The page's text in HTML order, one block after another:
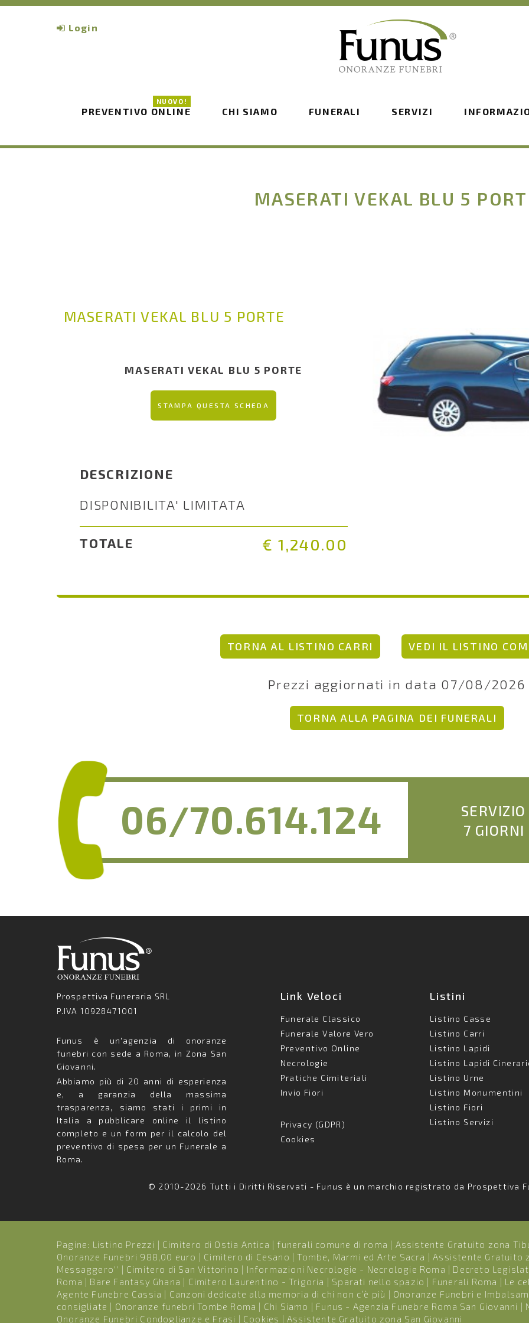
Login
PREVENTIVO ONLINE
NUOVO!
CHI SIAMO FUNERALI SERVIZI
MASERATI VEKAL BLU 5
MASERATI VEKAL BLU 5 PORTE
MASERATI VEKAL BLU 5 PORTE
STAMPA QUESTA SCHEDA
DESCRIZIONE
DISPONIBILITA' LIMITATA
TOTALE € 1,240.00
TORNA AL LISTINO CARRI VEDI IL LISTINO
Prezzi aggiornati in data 07/08/2026
TORNA ALLA PAGINA DEI FUNERALI
06/70.614.124
7
Prospettiva Funeraria SRL
P.IVA 10928471001
Funus è un'agenzia di onoranze
funebri con sede a Roma, in Zona San
Giovanni.
Abbiamo più di 20 anni di esperienza
e, a garanzia della massima
trasparenza, siamo stati i primi in
Italia a pubblicare online il listino
completo e un form per il calcolo del
preventivo di spesa per un Funerale a
Roma.
Link Veloci
Funerale Classico
Funerale Valore Vero
Preventivo Online
Necrologie
Pratiche Cimiteriali
Invio Fiori
Privacy (GDPR)
Cookies
Listini
Listino Casse
Listino Carri
Listino Lapidi
Listino Lapidi
Listino Urne
Listino Monumentini
Listino Fiori
Listino Servizi
© 2010-2026 Tutti i Diritti Riservati - Funus è un marchio registrato da Prospettiva
Pagine: Listino Prezzi | Cimitero di Ostia Antica | funerali comune di roma | Assistente Gratuito zona
Onoranze Funebri 988,00 euro | Cimitero di Cesano |Tombe, Marmi ed Arte Sacra |Assistente Gratuito
Messaggero'' | Cimitero di San Vittorino | Informazioni Necrologie - Necrologie Roma | Decreto
Roma | Bare Fantasy Ghana | Cimitero Laurentino - Trigoria | Sparati nello spazio | Funerali Roma | Le
Agente Funebre Cassia | Canzoni dedicate alla memoria di chi non c’è più | Onoranze Funebri e
consigliate | Onoranze funebri Tombe Roma | Chi Siamo | Funus - Agenzia Funebre Roma San Giovanni |
Onoranze Funebri Condoglianze e Frasi | Cookies |Assistente Gratuito zona San Giovanni